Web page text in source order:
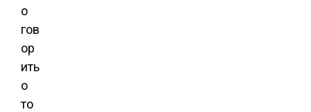
о
гов
ор
ить
о
то